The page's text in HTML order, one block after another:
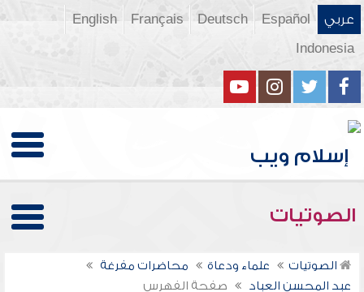
عربي Español
Deutsch
Français
English
Indonesia
الصوتيات
الصوتيات علماء ودعاة
محاضرات مفرغة
عبد المحسن العباد
صفحة الفهرس